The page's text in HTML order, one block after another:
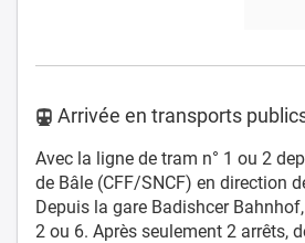
Arrivée en transports
Avec la ligne de tram n° 1 ou 2
de Bâle (CFF/SNCF) en direction
Depuis la gare Badishcer
2 ou 6. Après seulement 2 arrêts,